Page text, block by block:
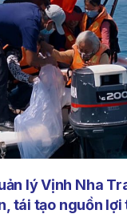
lý Vịnh Nha
tái tạo nguồn lợi